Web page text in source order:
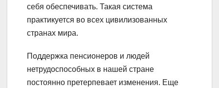
себя обеспечивать. Такая система
практикуется во всех цивилизованных
странах мира.
Поддержка пенсионеров и людей
нетрудоспособных в нашей стране
постоянно претерпевает изменения. Еще